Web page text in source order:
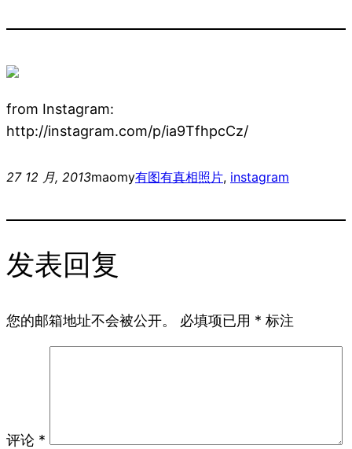
from Instagram:
http://instagram.com/p/ia9TfhpcCz/
27 12 月, 2013maomy有图有真相照片, instagram
发表回复
您的邮箱地址不会被公开。 必填项已用 * 标注
评论 *